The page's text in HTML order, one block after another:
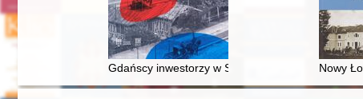
Gdańscy inwestorzy w Sopocie : prestiż Nowy